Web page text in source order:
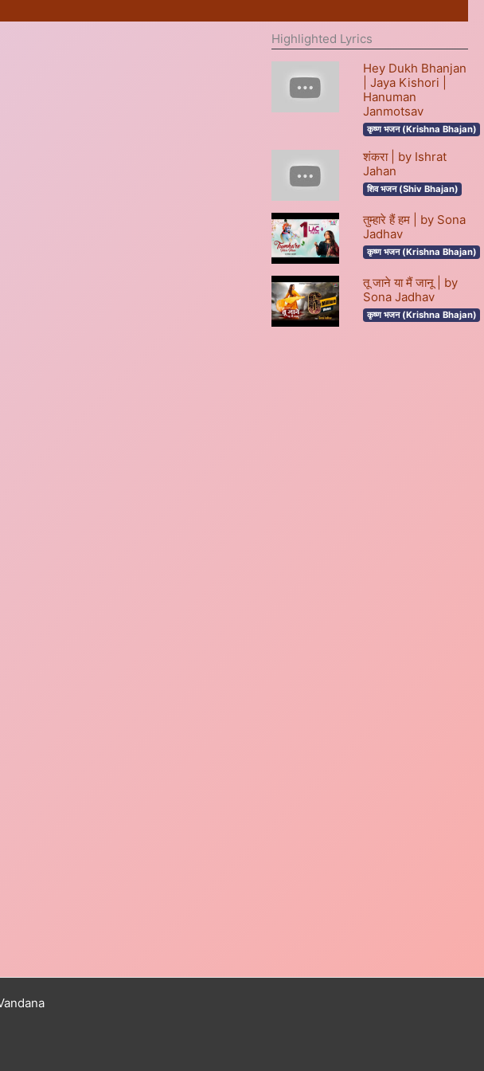
Highlighted Lyrics
Hey Dukh Bhanjan
| Jaya Kishori |
Hanuman
Janmotsav
कृष्ण भजन (Krishna Bhajan)
शंकरा | by Ishrat
Jahan
शिव भजन (Shiv Bhajan)
तुम्हारे हैं हम | by Sona
Jadhav
कृष्ण भजन (Krishna Bhajan)
तू जाने या मैं जानू | by
Sona Jadhav
कृष्ण भजन (Krishna Bhajan)